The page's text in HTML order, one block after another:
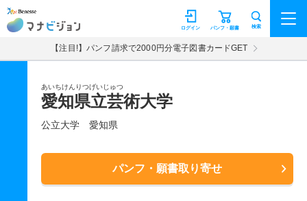
マナビジョン パンフ・願書
ログイン 検索
【注目!】パンフ請求で2000円分電子図書カードGET
あいちけんりつげいじゅつ
愛知県立芸術大学
公立大学 愛知県
パンフ・願書取り寄せ